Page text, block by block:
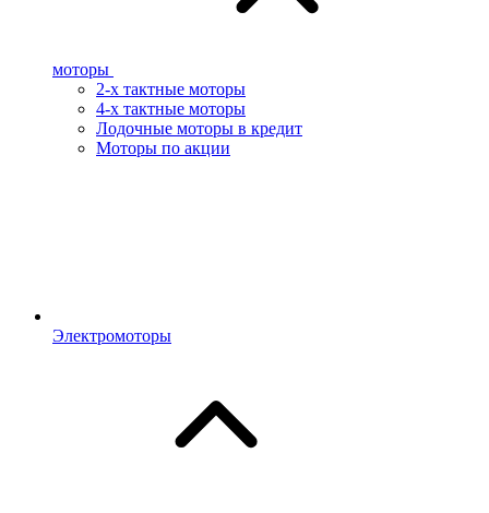
моторы
2-х тактные моторы
4-х тактные моторы
Лодочные моторы в кредит
Моторы по акции
Электромоторы